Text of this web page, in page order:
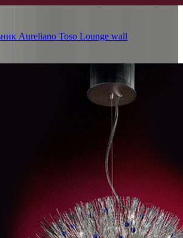
Aureliano Toso Lounge wall